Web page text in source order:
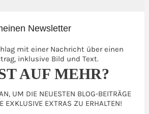
Newsletter
AUF MEHR?
UM DIE NEUESTEN BLOG-BEITRÄGE
EXKLUSIVE EXTRAS ZU ERHALTEN!